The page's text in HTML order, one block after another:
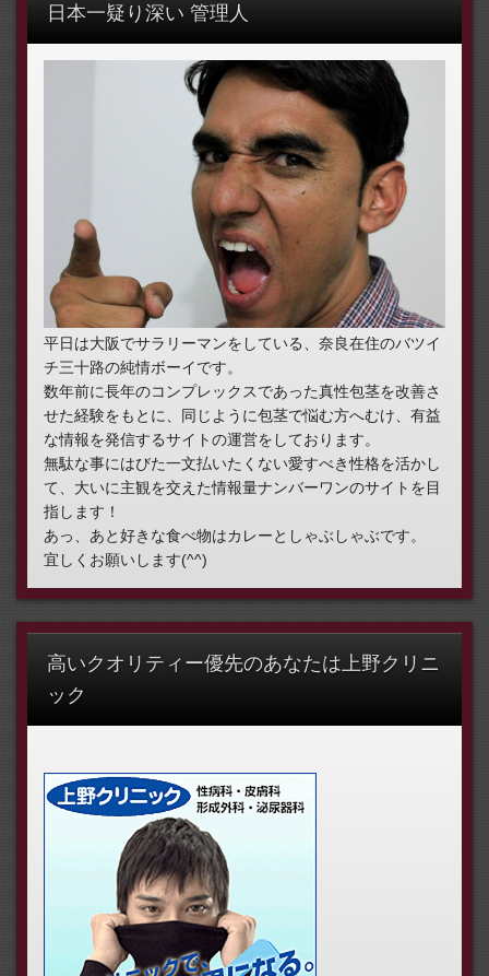
日本一疑り深い 管理人
平日は大阪でサラリーマンをしている、奈良在住のバツイ
チ三十路の純情ボーイです。
数年前に長年のコンプレックスであった真性包茎を改善さ
せた経験をもとに、同じように包茎で悩む方へむけ、有益
な情報を発信するサイトの運営をしております。
無駄な事にはびた一文払いたくない愛すべき性格を活かし
て、大いに主観を交えた情報量ナンバーワンのサイトを目
指します！
あっ、あと好きな食べ物はカレーとしゃぶしゃぶです。
宜しくお願いします(^^)
高いクオリティー優先のあなたは上野クリニ
ック